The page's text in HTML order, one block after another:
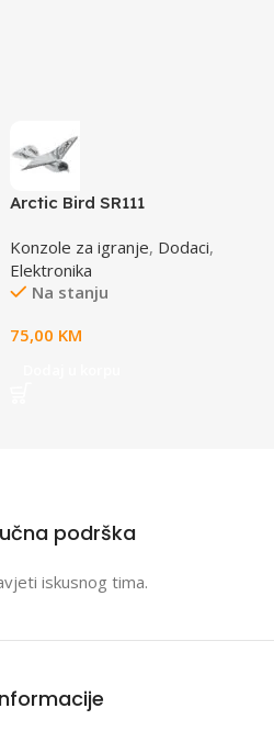
Arctic Bird SR111
Konzole za igranje, Dodaci,
Elektronika
Na stanju
75,00 KM
podrška
iskusnog tima.